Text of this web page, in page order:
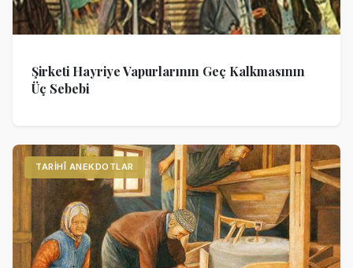
Şirketi Hayriye Vapurlarının Geç Kalkmasının
Üç Sebebi
TARIHÎ ANEKDOTLAR